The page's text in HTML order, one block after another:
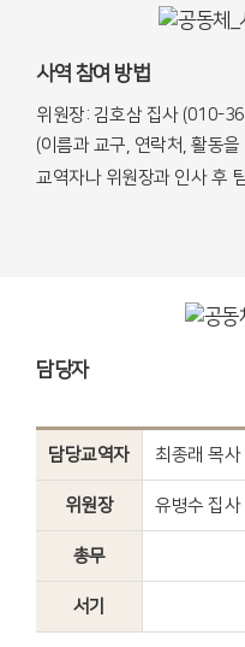
사역 참여 방법
위원장: 김호삼 집사 (010-
(이름과 교구, 연락처, 활동
교역자나 위원장과 인사 후
담당자
담당교역자 최종래 목사
위원장 유병수 집사
총무
서기